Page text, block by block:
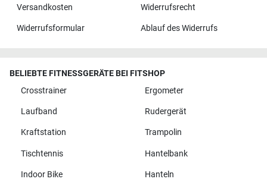
Versandkosten Widerrufsrecht
Widerrufsformular Ablauf des Widerrufs
BELIEBTE FITNESSGERÄTE BEI FITSHOP
Crosstrainer
Ergometer
Laufband Rudergerät
Kraftstation Trampolin
Tischtennis Hantelbank
Indoor Bike Hanteln